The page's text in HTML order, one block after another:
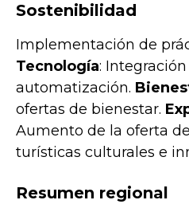
Sostenibilidad
Implementación de
Tecnología:
automatización.
ofertas de bienestar.
Aumento de la oferta
turísticas culturales e
Resumen regional